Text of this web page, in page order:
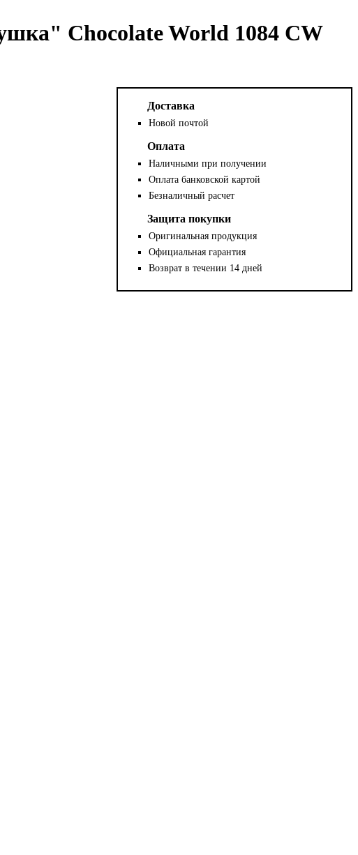
Chocolate World 1084 CW
Доставка
Новой почтой
Оплата
Наличными при получении
Оплата банковской картой
Безналичный расчет
Защита покупки
Оригинальная продукция
Официальная гарантия
Возврат в течении 14 дней